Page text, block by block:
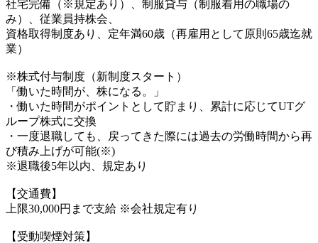
社宅完備（※規定あり）、制服貸与（制服着用の職場の
み）、従業員持株会、
資格取得制度あり、定年満60歳（再雇用として原則65歳迄就
業）
※株式付与制度（新制度スタート）
「働いた時間が、株になる。」
・働いた時間がポイントとして貯まり、累計に応じてUTグ
ループ株式に交換
・一度退職しても、戻ってきた際には過去の労働時間から再
び積み上げが可能(※)
※退職後5年以内、規定あり
【交通費】
上限30,000円まで支給 ※会社規定有り
【受動喫煙対策】